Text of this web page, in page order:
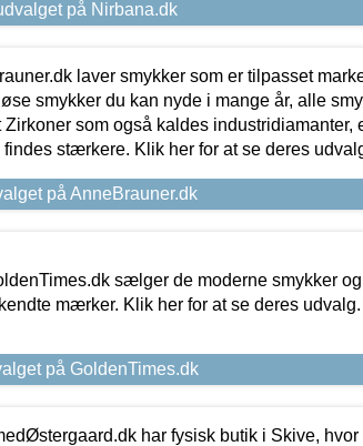
på Nirbana.dk
laver smykker som er tilpasset
smykker du kan nyde i mange år, alle
Zirkoner som også kaldes industridiamanter,
stærkere. Klik her for at se deres
på AnneBrauner.dk
sælger de moderne smykker
mærker. Klik her for at se deres udvalg.
på GoldenTimes.dk
har fysisk butik i Skive, hvor